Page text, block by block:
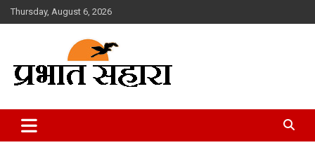
Skip
to
Thursday, August 6, 2026
Prabhat Sahara